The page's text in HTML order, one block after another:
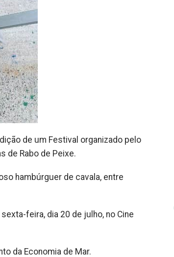
de um Festival organizado pelo
de Rabo de Peixe.
hambúrguer de cavala, entre
feira, dia 20 de julho, no Cine
da Economia de Mar.